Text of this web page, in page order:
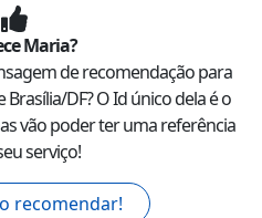
Maria?
de recomendação para
Brasília/DF? O Id único dela é o
vão poder ter uma referência
serviço!
recomendar!